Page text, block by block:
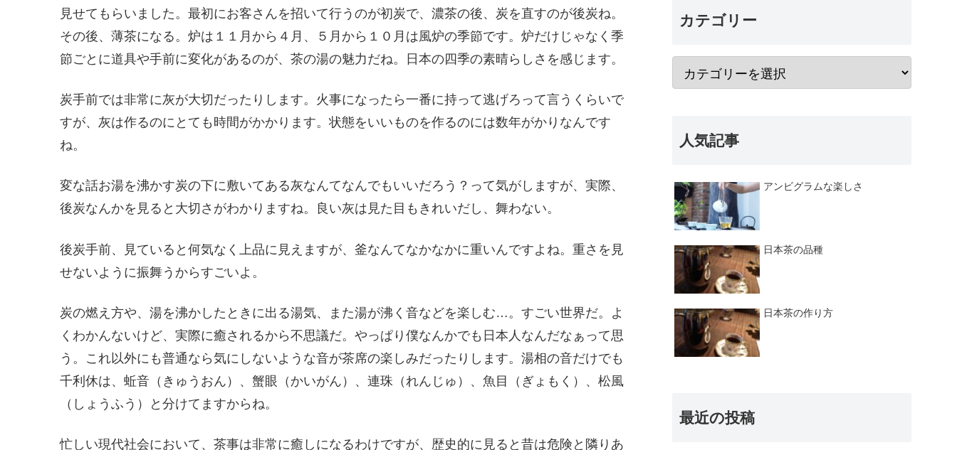
見せてもらいました。最初にお客さんを招いて行うのが初炭で、濃茶の後、炭を直すのが後炭ね。
その後、薄茶になる。炉は１１月から４月、５月から１０月は風炉の季節です。炉だけじゃなく季
節ごとに道具や手前に変化があるのが、茶の湯の魅力だね。日本の四季の素晴らしさを感じます。
炭手前では非常に灰が大切だったりします。火事になったら一番に持って逃げろって言うくらいで
すが、灰は作るのにとても時間がかかります。状態をいいものを作るのには数年がかりなんです
ね。
変な話お湯を沸かす炭の下に敷いてある灰なんてなんでもいいだろう？って気がしますが、実際、
後炭なんかを見ると大切さがわかりますね。良い灰は見た目もきれいだし、舞わない。
後炭手前、見ていると何気なく上品に見えますが、釜なんてなかなかに重いんですよね。重さを見
せないように振舞うからすごいよ。
炭の燃え方や、湯を沸かしたときに出る湯気、また湯が沸く音などを楽しむ…。すごい世界だ。よ
くわかんないけど、実際に癒されるから不思議だ。やっぱり僕なんかでも日本人なんだなぁって思
う。これ以外にも普通なら気にしないような音が茶席の楽しみだったりします。湯相の音だけでも
千利休は、蚯音（きゅうおん）、蟹眼（かいがん）、連珠（れんじゅ）、魚目（ぎょもく）、松風
（しょうふう）と分けてますからね。
忙しい現代社会において、茶事は非常に癒しになるわけですが、歴史的に見ると昔は危険と隣りあ
カテゴリー
人気記事
アンビグラムな楽しさ
日本茶の品種
日本茶の作り方
最近の投稿